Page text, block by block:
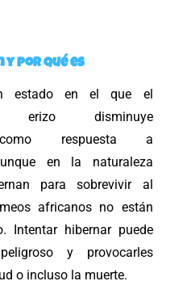
y por qué es
estado en el que el
erizo disminuye
como respuesta a
en la naturaleza
para sobrevivir al
africanos no están
Intentar hibernar puede
y provocarles
o incluso la muerte.